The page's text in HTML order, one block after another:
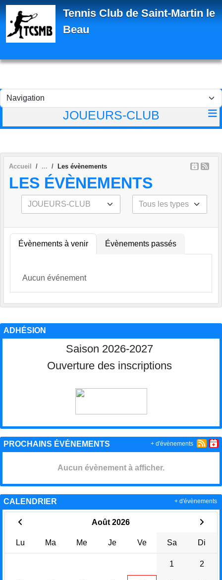
Tennis Club de Saint-Martin le
Beau
JOUEURS-CLUB
Accueil Les évènements
LES ÉVÈNEMENTS
Évènements à venir Évènements passés
Aucun événement
ADHÉSION
Saison 2026-2027
Ouverture des inscriptions
PROCHAINS ÉVÉNEMENTS
Aucun évènement à afficher.
+ d'évènements
CALENDRIER
Août 2026
Lu Ma Me Je Ve Sa Di
1 2
+ d'évènements
Panneau de gestion des cookies